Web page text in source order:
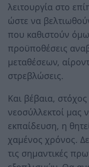
λειτουργία στο
ώστε να
που καθιστούν
προϋποθέσεις
μεταθέσεων,
στρεβλώσεις.
Και βέβαια, στόχος
νεοσύλλεκτοί μας
εκπαίδευση, η
χαμένος χρόνος.
τις σημαντικές